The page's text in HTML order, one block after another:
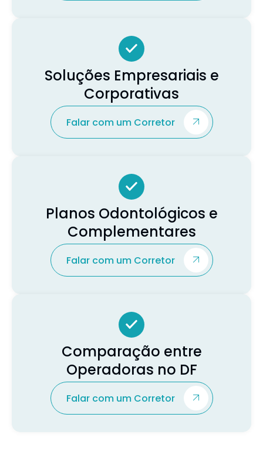
Soluções Empresariais e
Corporativas
Falar com um Corretor
Planos Odontológicos e
Complementares
Falar com um Corretor
Comparação entre
Operadoras no DF
Falar com um Corretor